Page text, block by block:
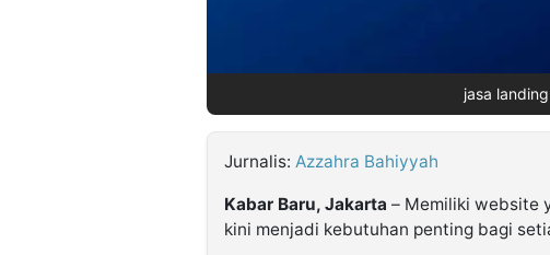
jasa
Jurnalis: Azzahra Bahiyyah
Kabar Baru, Jakarta – Memiliki website
kini menjadi kebutuhan penting bagi